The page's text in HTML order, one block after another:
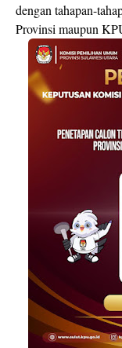
dengan tahapan-
Provinsi maupun